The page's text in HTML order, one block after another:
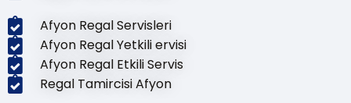
Afyon Regal Servisleri
Afyon Regal Yetkili ervisi
Afyon Regal Etkili Servis
Regal Tamircisi Afyon